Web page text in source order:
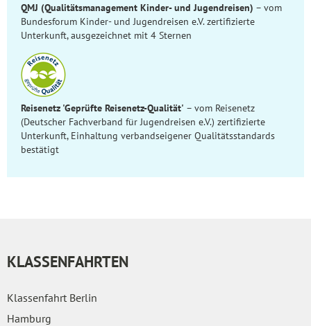
QMJ (Qualitätsmanagement Kinder- und Jugendreisen) – vom
Bundesforum Kinder- und Jugendreisen e.V. zertifizierte
Unterkunft, ausgezeichnet mit 4 Sternen
Reisenetz 'Geprüfte Reisenetz-Qualität' – vom Reisenetz
(Deutscher Fachverband für Jugendreisen e.V.) zertifizierte
Unterkunft, Einhaltung verbandseigener Qualitätsstandards
bestätigt
KLASSENFAHRTEN
Klassenfahrt Berlin
Hamburg